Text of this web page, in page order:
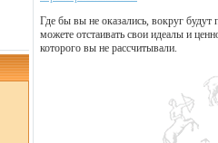
Где бы вы не оказались, вокруг
можете отстаивать свои идеалы и
которого вы не рассчитывали.